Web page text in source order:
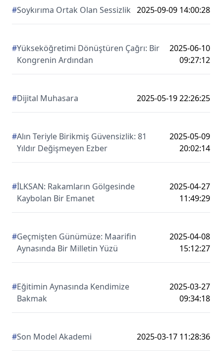
#Soykırıma Ortak Olan Sessizlik 2025-09-09 14:00:28
#Yükseköğretimi Dönüştüren Çağrı: Bir
Kongrenin Ardından
2025-06-10
09:27:12
#Dijital Muhasara 2025-05-19 22:26:25
#Alın Teriyle Birikmiş Güvensizlik: 81
Yıldır Değişmeyen Ezber
2025-05-09
20:02:14
#İLKSAN: Rakamların Gölgesinde
Kaybolan Bir Emanet
2025-04-27
11:49:29
#Geçmişten Günümüze: Maarifin
Aynasında Bir Milletin Yüzü
2025-04-08
15:12:27
#Eğitimin Aynasında Kendimize
Bakmak
2025-03-27
09:34:18
#Son Model Akademi 2025-03-17 11:28:36